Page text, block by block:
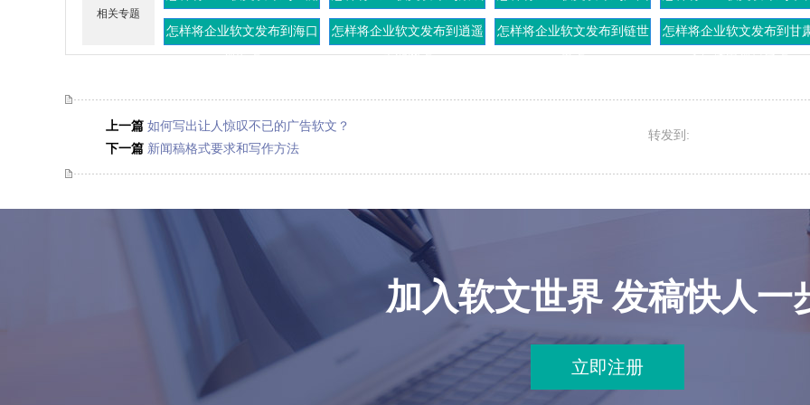
相关专题
控制工程上
灶在线上
新闻网上
网上
怎样将企业软文发布到海口
视窗上
怎样将企业软文发布到逍遥
手游网上
怎样将企业软文发布到链世
界上
怎样将企业软文发布到甘
省广播电视总台上
上一篇 如何写出让人惊叹不已的广告软文？
下一篇 新闻稿格式要求和写作方法
转发到:
加入软文世界 发稿快人一
立即注册